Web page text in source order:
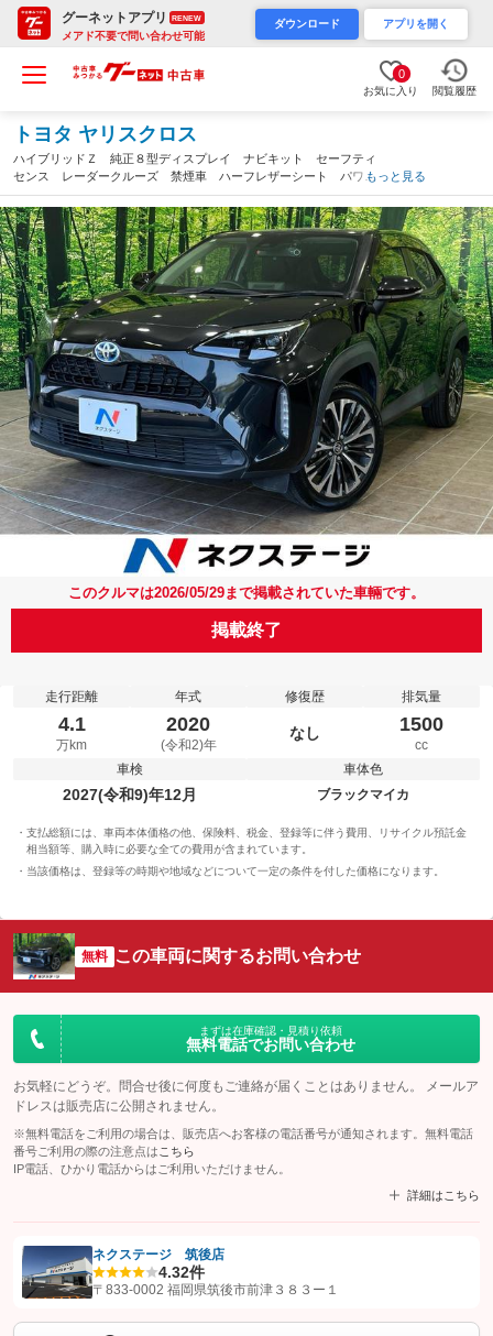
グーネットアプリ RENEW
メアド不要で問い合わせ可能
ダウンロード アプリを開く
0
お気に入り 閲覧履歴
トヨタ ヤリスクロス
ハイブリッドＺ 純正８型ディスプレイ ナビキット セーフティ
センス レーダークルーズ 禁煙車 ハーフレザーシート パワー
シート クリアランスソナー ブラインドスポットモニター スマ
ートキー ＬＥＤヘッド ＥＴＣ（福岡県）
もっと見る
このクルマは2026/05/29まで掲載されていた車輛です。
掲載終了
走行距離
4.1
万km
年式
2020
(令和2)年
修復歴
なし
排気量
1500
cc
車検
2027(令和9)年12月
車体色
ブラックマイカ
支払総額には、車両本体価格の他、保険料、税金、登録等に伴う費用、リサイクル預託金
相当額等、購入時に必要な全ての費用が含まれています。
当該価格は、登録等の時期や地域などについて一定の条件を付した価格になります。
無料 この車両に関するお問い合わせ
まずは在庫確認・見積り依頼
無料電話でお問い合わせ
お気軽にどうぞ。問合せ後に何度もご連絡が届くことはありません。 メールア
ドレスは販売店に公開されません。
※無料電話をご利用の場合は、販売店へお客様の電話番号が通知されます。無料電話
番号ご利用の際の注意点は こちら
IP電話、ひかり電話からはご利用いただけません。
詳細はこちら
【STEP1】認証画面でグーネットを友だち追加してから「許可する」ボタンを押
ネクステージ 筑後店
4.32件
〒833-0002 福岡県筑後市前津３８３ー１